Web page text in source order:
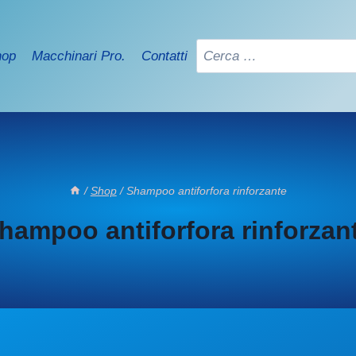
Macchinari Pro. Contatti
Ricerca
per:
/ Shop / Shampoo antiforfora rinforzante
antiforfora